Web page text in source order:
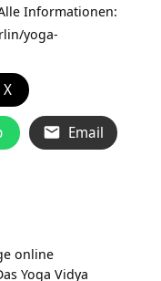
Informationen:
yoga-
Email
online
Yoga Vidya